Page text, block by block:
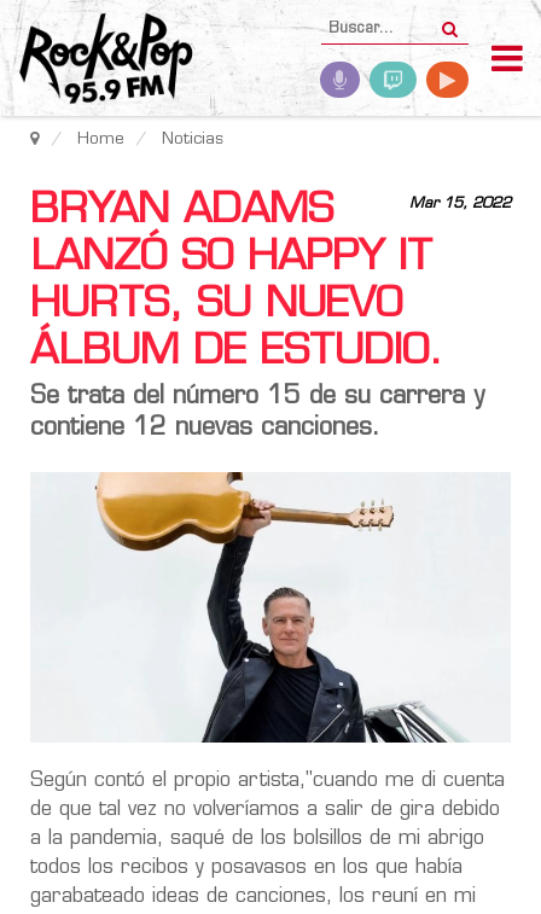
Home Noticias
Mar 15, 2022
BRYAN ADAMS
LANZÓ SO HAPPY IT
HURTS, SU NUEVO
ÁLBUM DE ESTUDIO.
Se trata del número 15 de su carrera y
contiene 12 nuevas canciones.
Según contó el propio artista,"cuando me di cuenta
de que tal vez no volveríamos a salir de gira debido
a la pandemia, saqué de los bolsillos de mi abrigo
todos los recibos y posavasos en los que había
garabateado ideas de canciones, los reuní en mi